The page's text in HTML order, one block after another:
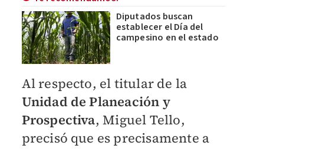
Diputados buscan
establecer el Día del
campesino en el estado
Al respecto, el titular de la
Unidad de Planeación y
Prospectiva, Miguel Tello,
precisó que es precisamente a